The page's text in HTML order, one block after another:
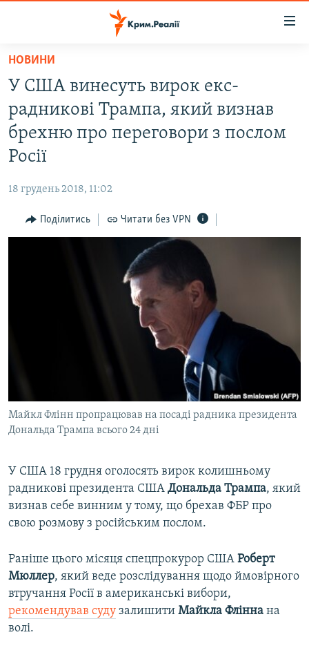
Перейти
основного
матеріалу
Перейти
до
основної
Перейти
пошуку
ВІДЕО ТА ФОТО
ПОЛІТИКА
ПОГЛЯД
ІНТЕРВ'Ю
ЯК ОБІЙТИ БЛОКУВАННЯ
НОВИНИ
У США винесуть вирок екс-
радникові Трампа, який визнав
брехню про переговори з послом
Росії
18 грудень 2018, 11:02
Поділитись Читати без VPN
Майкл Флінн пропрацював на посаді радника президента
Дональда Трампа всього 24 дні
У США 18 грудня оголосять вирок колишньому
радникові президента США Дональда Трампа, який
визнав себе винним у тому, що брехав ФБР про
свою розмову з російським послом.
Раніше цього місяця спецпрокурор США Роберт
Мюллер, який веде розслідування щодо ймовірного
втручання Росії в американські вибори,
рекомендував суду залишити Майкла Флінна на
волі.